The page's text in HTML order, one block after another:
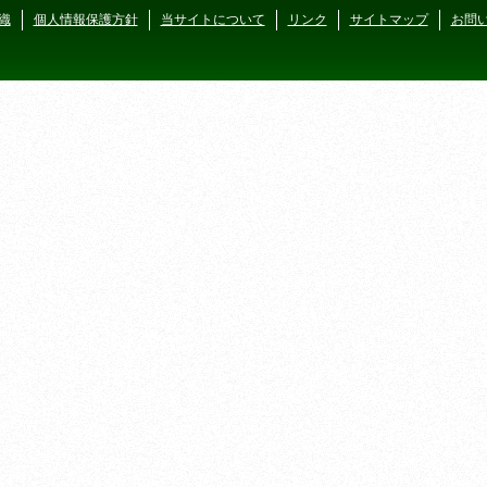
個人情報保護方針 当サイトについて リンク サイトマップ お問